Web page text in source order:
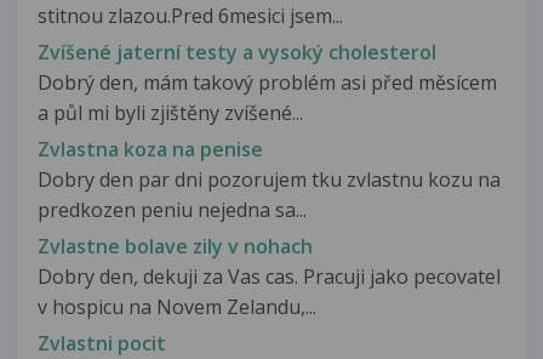
stitnou zlazou.Pred 6mesici jsem...
Zvíšené jaterní testy a vysoký cholesterol
Dobrý den, mám takový problém asi před měsícem
a půl mi byli zjištěny zvíšené...
Zvlastna koza na penise
Dobry den par dni pozorujem tku zvlastnu kozu na
predkozen peniu nejedna sa...
Zvlastne bolave zily v nohach
Dobry den, dekuji za Vas cas. Pracuji jako pecovatel
v hospicu na Novem Zelandu,...
Zvlastni pocit